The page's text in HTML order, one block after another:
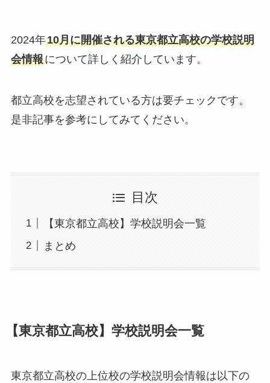
2024年10月に開催される東京都立高校の学校説明
会情報について詳しく紹介しています。
都立高校を志望されている方は要チェックです。
是非記事を参考にしてみてください。
目次
【東京都立高校】学校説明会一覧
まとめ
【東京都立高校】学校説明会一覧
東京都立高校の上位校の学校説明会情報は以下の